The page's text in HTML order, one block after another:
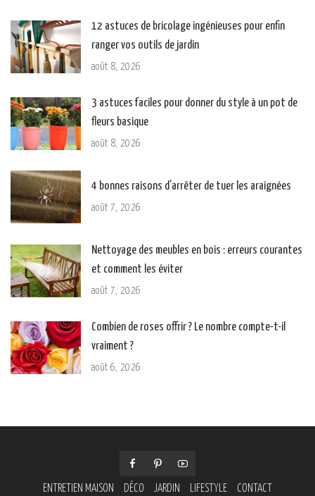
12 astuces de bricolage ingénieuses pour enfin
ranger vos outils de jardin
août 8, 2026
3 astuces faciles pour donner du style à un pot de
fleurs basique
août 8, 2026
4 bonnes raisons d’arrêter de tuer les araignées
août 7, 2026
Nettoyage des meubles en bois : erreurs courantes
et comment les éviter
août 7, 2026
Combien de roses offrir ? Le nombre compte-t-il
vraiment ?
août 6, 2026
ENTRETIEN MAISON DÉCO JARDIN LIFESTYLE CONTACT